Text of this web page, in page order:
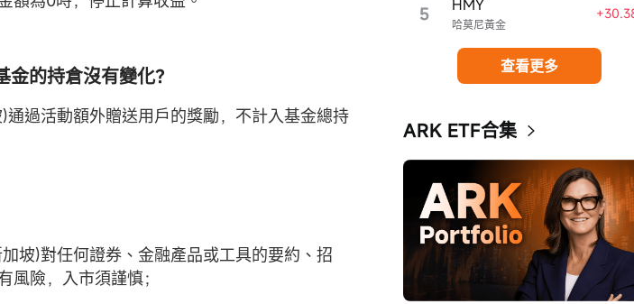
的持倉沒有變化？
過活動額外贈送用戶的獎勵，不計入基金總持
坡)對任何證券、金融產品或工具的要約、招
險，入市須謹慎；
5 哈莫尼黃金
HMY
查看更多
ARK ETF合集